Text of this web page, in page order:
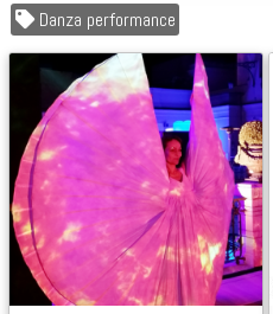
Danza performance